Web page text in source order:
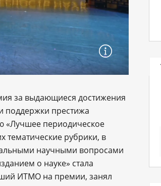
за выдающиеся достижения
поддержки престижа
«Лучшее периодическое
тематические рубрики, в
научными вопросами
о науке» стала
ИТМО на премии, занял